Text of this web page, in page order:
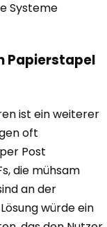
Systeme
Papierstapel
ist ein weiterer
oft
Post
die mühsam
an der
würde ein